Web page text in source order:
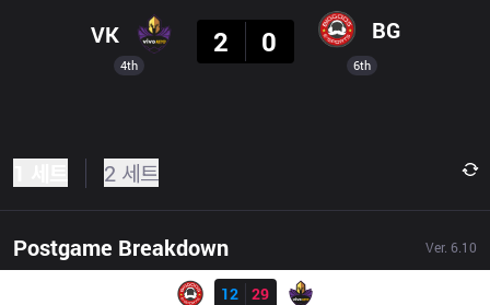
4th
VK
2
0 BG
6th
2 세트
Postgame Breakdown Ver. 6.10
12
29